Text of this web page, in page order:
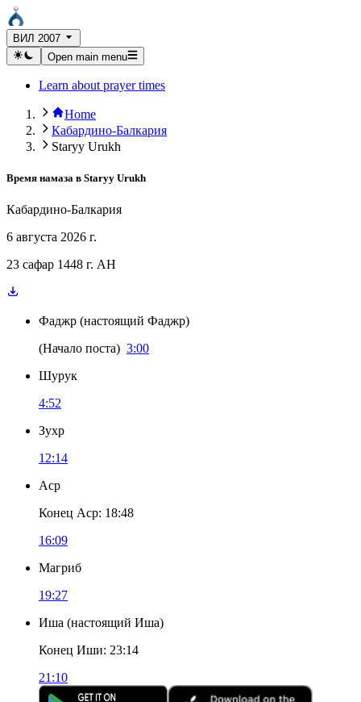
ВИЛ 2007
Open main menu
Learn about prayer times
Home
Кабардино-Балкария
Staryy Urukh
Время намаза в Staryy Urukh
Кабардино-Балкария
6 августа 2026 г.
23 сафар 1448 г. AH
Фаджр (настоящий Фаджр)
(Начало поста) 3:00
Шурук
4:52
Зухр
12:14
Аср
Конец Аср: 18:48
16:09
Магриб
19:27
Иша (настоящий Иша)
Конец Иши: 23:14
21:10